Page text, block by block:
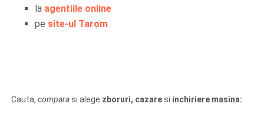
la agentiile online
pe site-ul Tarom
Cauta, comparasi alege zboruri, cazaresi inchiriere masina: